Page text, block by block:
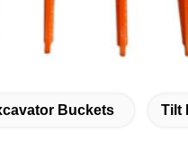
Buckets Tilt